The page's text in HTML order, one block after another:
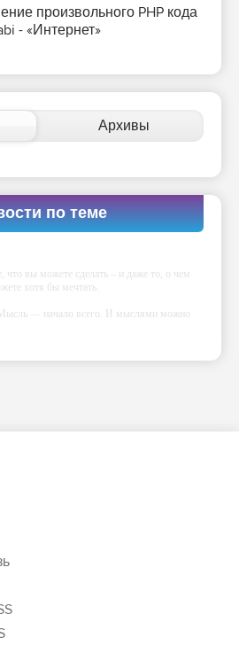
произвольного PHP кода
- «Интернет»
Архивы
по теме
что вы можете сделать – и даже то, о чем
хотя бы мечтать.
— начало всего. И мыслями можно
бывает полезен никому, кроме того, кто